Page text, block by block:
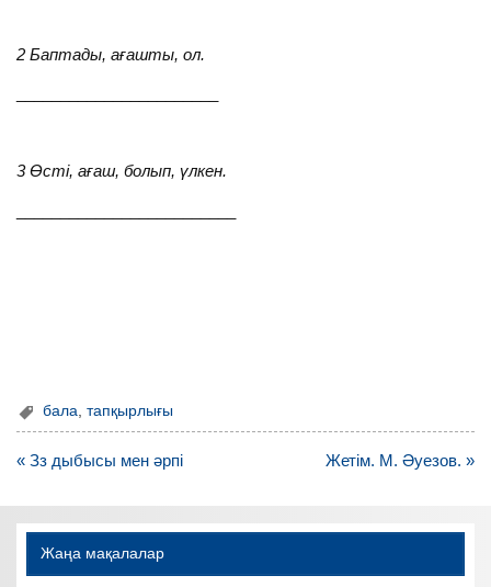
2 Баптады, ағашты, ол.
3 Өсті, ағаш, болып, үлкен.
бала ,тапқырлығы
Навигация
записям
« Зз дыбысы мен әрпі Жетім. М. Әуезов. »
Жаңа мақалалар